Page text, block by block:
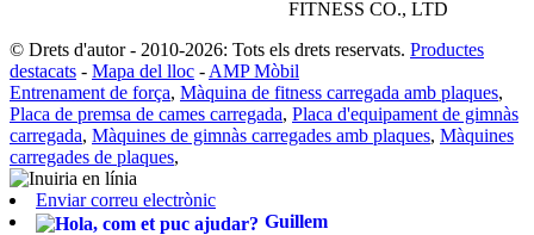
FITNESS CO., LTD
© Drets d'autor - 2010-2026: Tots els drets reservats. Productes
destacats - Mapa del lloc - AMP Mòbil
Entrenament de força, Màquina de fitness carregada amb plaques,
Placa de premsa de cames carregada, Placa d'equipament de gimnàs
carregada, Màquines de gimnàs carregades amb plaques, Màquines
carregades de plaques,
Enviar correu electrònic
Guillem